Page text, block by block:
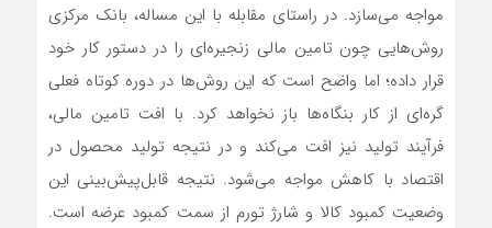
مواجه می‌سازد. در راستای مقابله با این مساله، بانک مرکزی
روش‌هایی چون تامین مالی زنجیره‌ای را در دستور کار خود
قرار داده؛ اما واضح است که این روش‌ها در دوره کوتاه فعلی
گره‌ای از کار بنگاه‌ها باز نخواهد کرد. با افت تامین مالی،
فرآیند تولید نیز افت می‌کند و در نتیجه تولید محصول در
اقتصاد با کاهش مواجه می‌شود. نتیجه قابل‌پیش‌بینی این
وضعیت کمبود کالا و شارژ تورم از سمت کمبود عرضه است.